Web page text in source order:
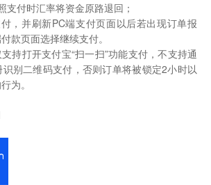
支付时汇率将资金原路退回；
付，并刷新PC端支付页面以后若出现订单报
款页面选择继续支付。
支持打开支付宝“扫一扫”功能支付，不支持通
别二维码支付，否则订单将被锁定2小时以
为。